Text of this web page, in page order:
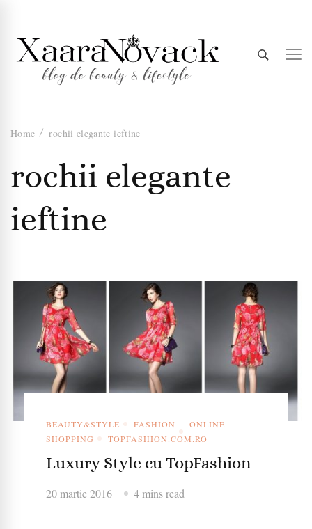
Xaara
Novack
Home rochii elegante ieftine
rochii elegante
ieftine
BEAUTY&STYLE FASHION
ONLINE
SHOPPING
TOPFASHION.COM.RO
Luxury Style cu TopFashion
20 martie 2016 4 mins read